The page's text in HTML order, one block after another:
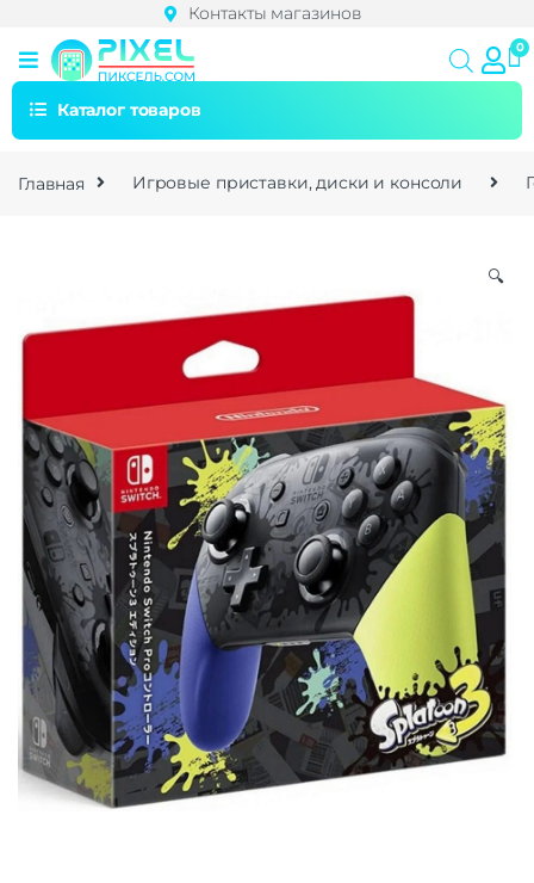
Контакты магазинов
Каталог товаров
Главная Игровые приставки, диски и консоли
🔍